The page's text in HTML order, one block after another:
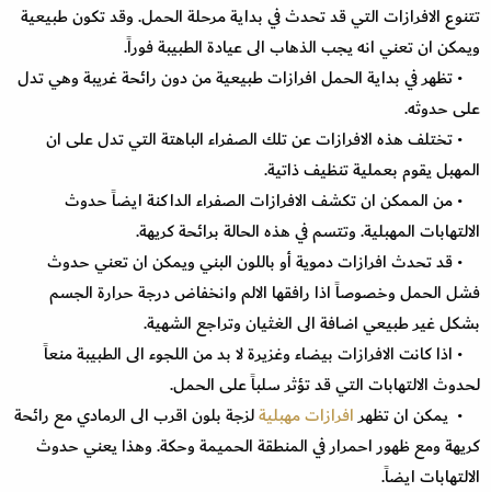
تتنوع الافرازات التي قد تحدث في بداية مرحلة الحمل. وقد تكون طبيعية
ويمكن ان تعني انه يجب الذهاب الى عيادة الطبيبة فوراً.
• تظهر في بداية الحمل افرازات طبيعية من دون رائحة غريبة وهي تدل
على حدوثه.
• تختلف هذه الافرازات عن تلك الصفراء الباهتة التي تدل على ان
المهبل يقوم بعملية تنظيف ذاتية.
• من الممكن ان تكشف الافرازات الصفراء الداكنة ايضاً حدوث
الالتهابات المهبلية. وتتسم في هذه الحالة برائحة كريهة.
• قد تحدث افرازات دموية أو باللون البني ويمكن ان تعني حدوث
فشل الحمل وخصوصاً اذا رافقها الالم وانخفاض درجة حرارة الجسم
بشكل غير طبيعي اضافة الى الغثيان وتراجع الشهية.
• اذا كانت الافرازات بيضاء وغزيرة لا بد من اللجوء الى الطبيبة منعاً
لحدوث الالتهابات التي قد تؤثر سلباً على الحمل.
• يمكن ان تظهرافرازات مهبليةلزجة بلون اقرب الى الرمادي مع رائحة
كريهة ومع ظهور احمرار في المنطقة الحميمة وحكة. وهذا يعني حدوث
الالتهابات ايضاً.